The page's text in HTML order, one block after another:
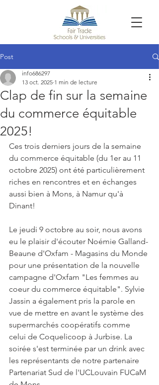
Post
Clap de fin sur la semaine
du commerce équitable
2025!
info686297
13 oct. 2025 1 min de lecture
Ces trois derniers jours de la semaine
du commerce équitable (du 1er au 11
octobre 2025) ont été particulièrement
riches en rencontres et en échanges
aussi bien à Mons, à Namur qu'à
Dinant!
Le jeudi 9 octobre au soir, nous avons
eu le plaisir d'écouter Noémie Galland-
Beaune d'Oxfam - Magasins du Monde
pour une présentation de la nouvelle
campagne d'Oxfam "Les femmes au
coeur du commerce équitable". Sylvie
Jassin a également pris la parole en
vue de mettre en avant le système des
supermarchés coopératifs comme
celui de Coquelicoop à Jurbise. La
soirée s'est terminée par un drink avec
les représentants de notre partenaire
Partenariat Sud de l'UCLouvain FUCaM